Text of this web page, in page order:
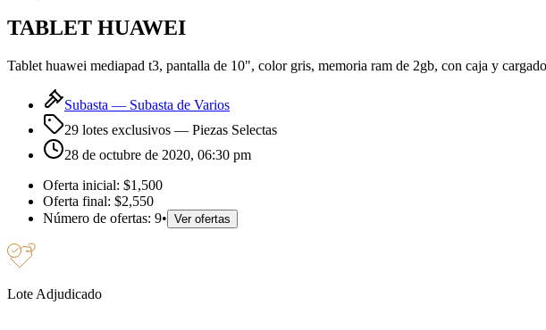
TABLET HUAWEI
Tablet huawei mediapad t3, pantalla de 10", color gris, memoria ram de 2gb, con caja y
Subasta — Subasta de Varios
29 lotes exclusivos — Piezas Selectas
28 de octubre de 2020, 06:30 pm
Oferta inicial: $1,500
Oferta final: $2,550
Número de ofertas: 9• Ver ofertas
Lote Adjudicado